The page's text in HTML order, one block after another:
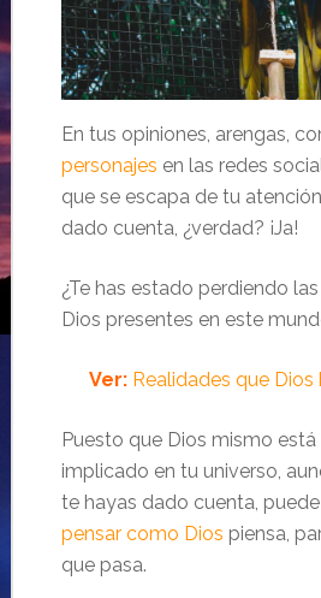
En tus opiniones, arengas,
personajes en las redes
que se escapa de tu
dado cuenta, ¿verdad? ¡Ja!
¿Te has estado perdiendo
Dios presentes en este
Ver: Realidades que
Puesto que Dios mismo
implicado en tu universo,
te hayas dado cuenta,
pensar como Dios piensa,
que pasa.